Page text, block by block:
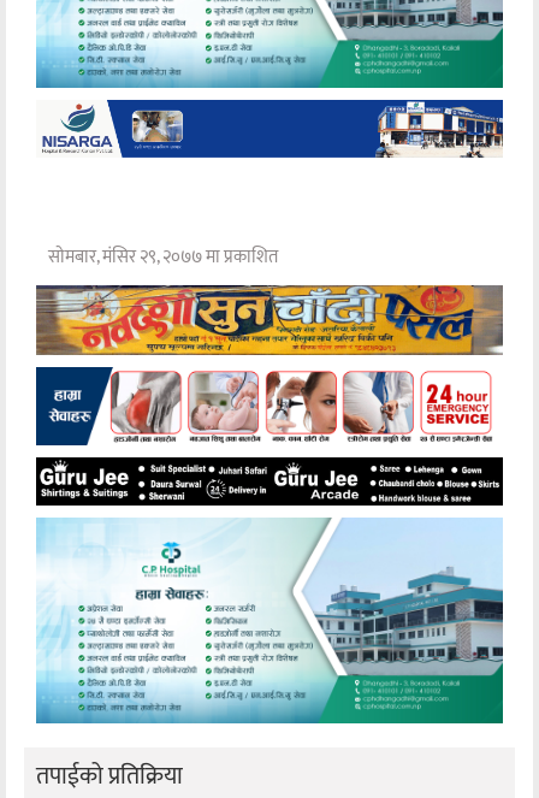
सोमबार, मंसिर २९, २०७७ मा प्रकाशित
तपाईको प्रतिक्रिया